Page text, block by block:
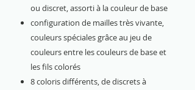
ou discret, assorti à la couleur de base
configuration de mailles très vivante,
couleurs spéciales grâce au jeu de
couleurs entre les couleurs de base et
les fils colorés
8 coloris différents, de discrets à